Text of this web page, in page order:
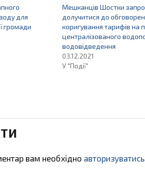
для
громади
Мешканців Шостки
долучитися до
коригування тарифів на
централізованого
водовідведення
03.12.2021
У "Події"
вам необхідно авторизуватись